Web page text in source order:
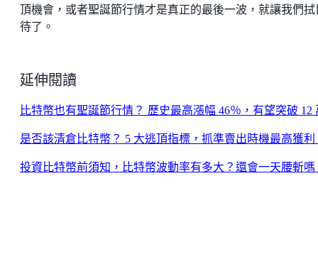
頂機會，或者聖誕節行情才是真正的最後一波，就讓我們拭
待了。
延伸閱讀
比特幣也有聖誕節行情？ 歷史最高漲幅 46％，有望突破 12
是否該清倉比特幣？ 5 大逃頂指標，抓準賣出時機最高獲利
投資比特幣前須知，比特幣波動率有多大？還會一天腰斬嗎